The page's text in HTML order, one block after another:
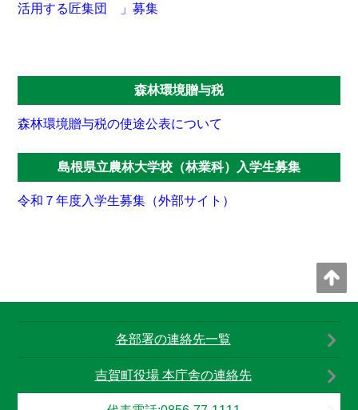
活用する匠集団 」募集
森林環境贈与税
森林環境贈与税の使途公表について
島根県立農林大学校（林業科）入学生募集
令和７年度入学生募集（外部サイト）
各部署の連絡先一覧
吉賀町役場 本庁舎の連絡先